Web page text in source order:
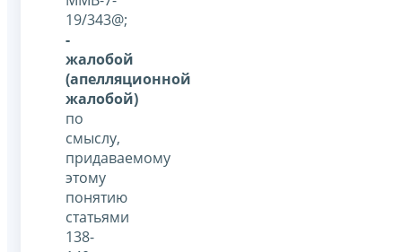
19/343@;
-
жалобой
(апелляционной
жалобой)
по
смыслу,
придаваемому
этому
понятию
статьями
138-